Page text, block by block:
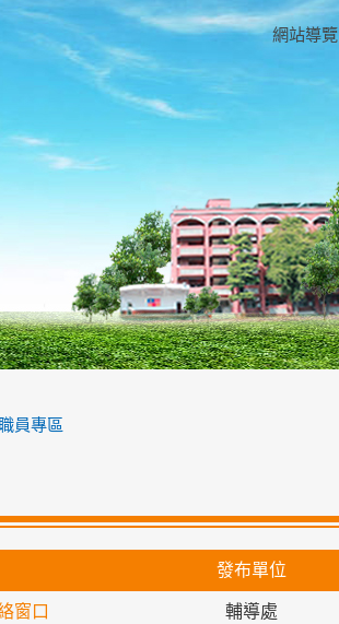
網站導覽
員專區
發布單位
窗口 輔導處